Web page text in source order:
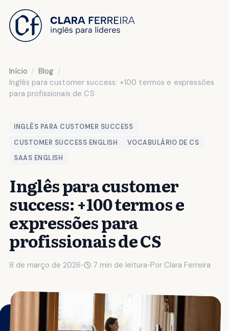
Início
Blog
Inglês para customer success: +100 termos e expressões
para profissionais de CS
INGLÊS PARA CUSTOMER SUCCESS
CUSTOMER SUCCESS ENGLISH
VOCABULÁRIO DE CS
SAAS ENGLISH
Inglês para customer
success: +100 termos e
expressões para
profissionais de CS
8 de março de 2026• 7 min de leitura•Por Clara Ferreira